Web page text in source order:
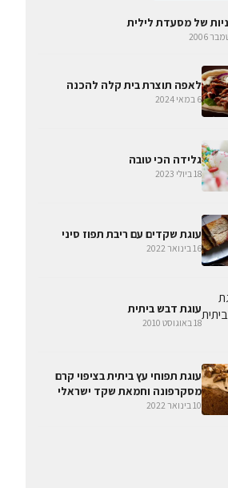
של מסעדת לילית
לאפה תוצרת בית קלה להכנה
6 במאי 2024
גלידה הכי טובה
18 ביולי 2023
עוגת שקדים עם ריבת תפוז סיני
16 בינואר 2022
עוגת דבש ביתית
18 באוגוסט 2010
עוגת תפוחי עץ ביתית בציפוי קרם
מסקרפונה וחמאת שקד ישראלי
10 בינואר 2022